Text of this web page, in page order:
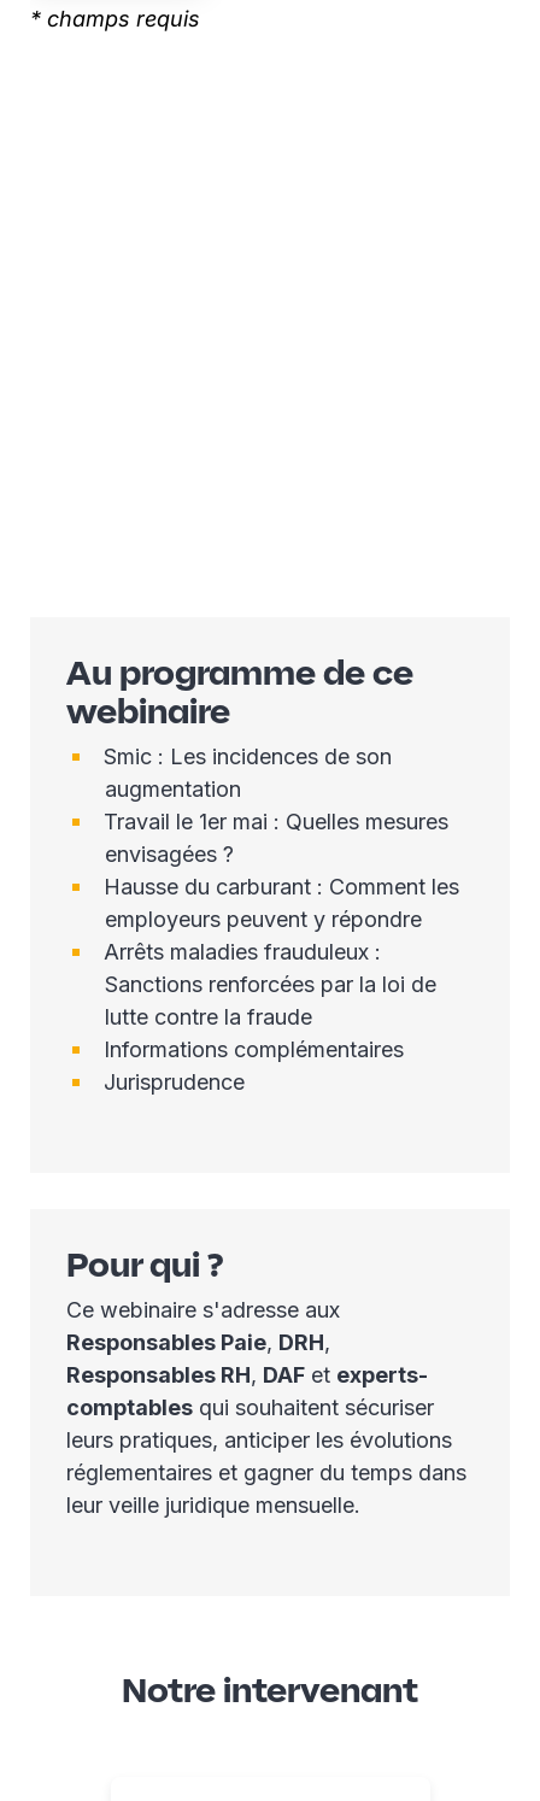
Au programme de ce
webinaire
Smic : Les incidences de son
augmentation
Travail le 1er mai : Quelles mesures
envisagées ?
Hausse du carburant : Comment les
employeurs peuvent y répondre
Arrêts maladies frauduleux :
Sanctions renforcées par la loi de
lutte contre la fraude
Informations complémentaires
Jurisprudence
Pour qui ?
Ce webinaire s'adresse aux
Responsables Paie, DRH,
Responsables RH, DAF et experts-
comptables qui souhaitent sécuriser
leurs pratiques, anticiper les évolutions
réglementaires et gagner du temps dans
leur veille juridique mensuelle.
Notre intervenant